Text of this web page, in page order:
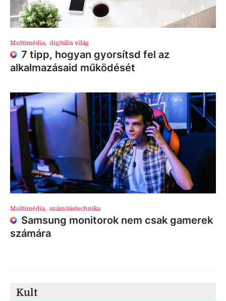
Multimédia, digitális világ
7 tipp, hogyan gyorsítsd fel az
alkalmazásaid működését
Multimédia, számítástechnika
Samsung monitorok nem csak gamerek
számára
Kult